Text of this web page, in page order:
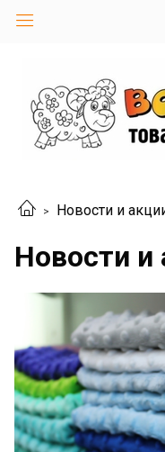
Новости и
Новости и